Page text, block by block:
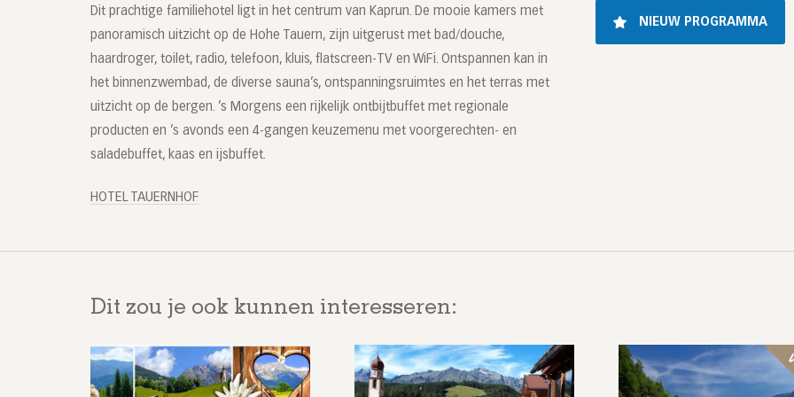
Dit prachtige familiehotel ligt in het centrum van Kaprun. De mooie kamers met
panoramisch uitzicht op de Hohe Tauern, zijn uitgerust met bad/douche,
haardroger, toilet, radio, telefoon, kluis, flatscreen-TV en WiFi. Ontspannen kan in
het binnenzwembad, de diverse sauna’s, ontspanningsruimtes en het terras met
uitzicht op de bergen. ’s Morgens een rijkelijk ontbijtbuffet met regionale
producten en ’s avonds een 4-gangen keuzemenu met voorgerechten- en
saladebuffet, kaas en ijsbuffet.
HOTEL TAUERNHOF
NIEUW PROGRAMMA
Dit zou je ook kunnen interesseren: